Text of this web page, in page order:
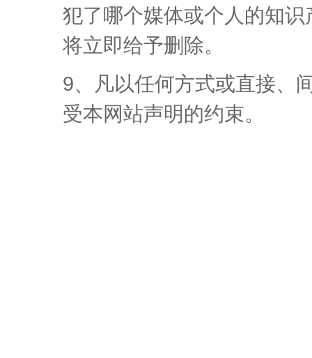
犯了哪个媒体或个人的知
将立即给予删除。
9、凡以任何方式或直接、
受本网站声明的约束。